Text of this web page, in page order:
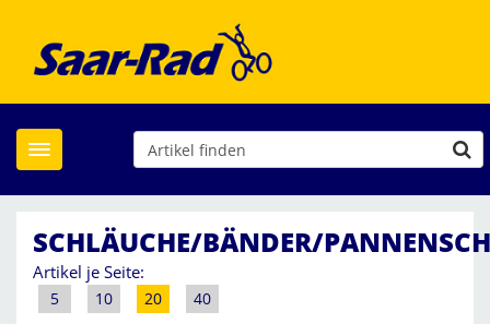
Toggle navigation
SCHLÄUCHE/BÄNDER/
Artikel je Seite:
5 10 20 40